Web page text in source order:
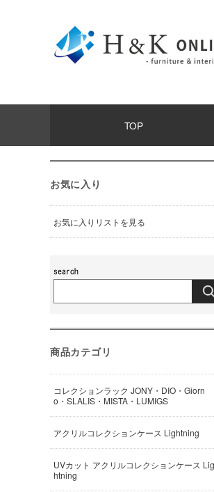
TOP
お気に入り
お気に入りリストを見る
商品カテゴリ
コレクションラック JONY・DIO・Giorn
o・SLALIS・MISTA・LUMIGS
アクリルコレクションケース Lightning
UVカット アクリルコレクションケース Lig
htning